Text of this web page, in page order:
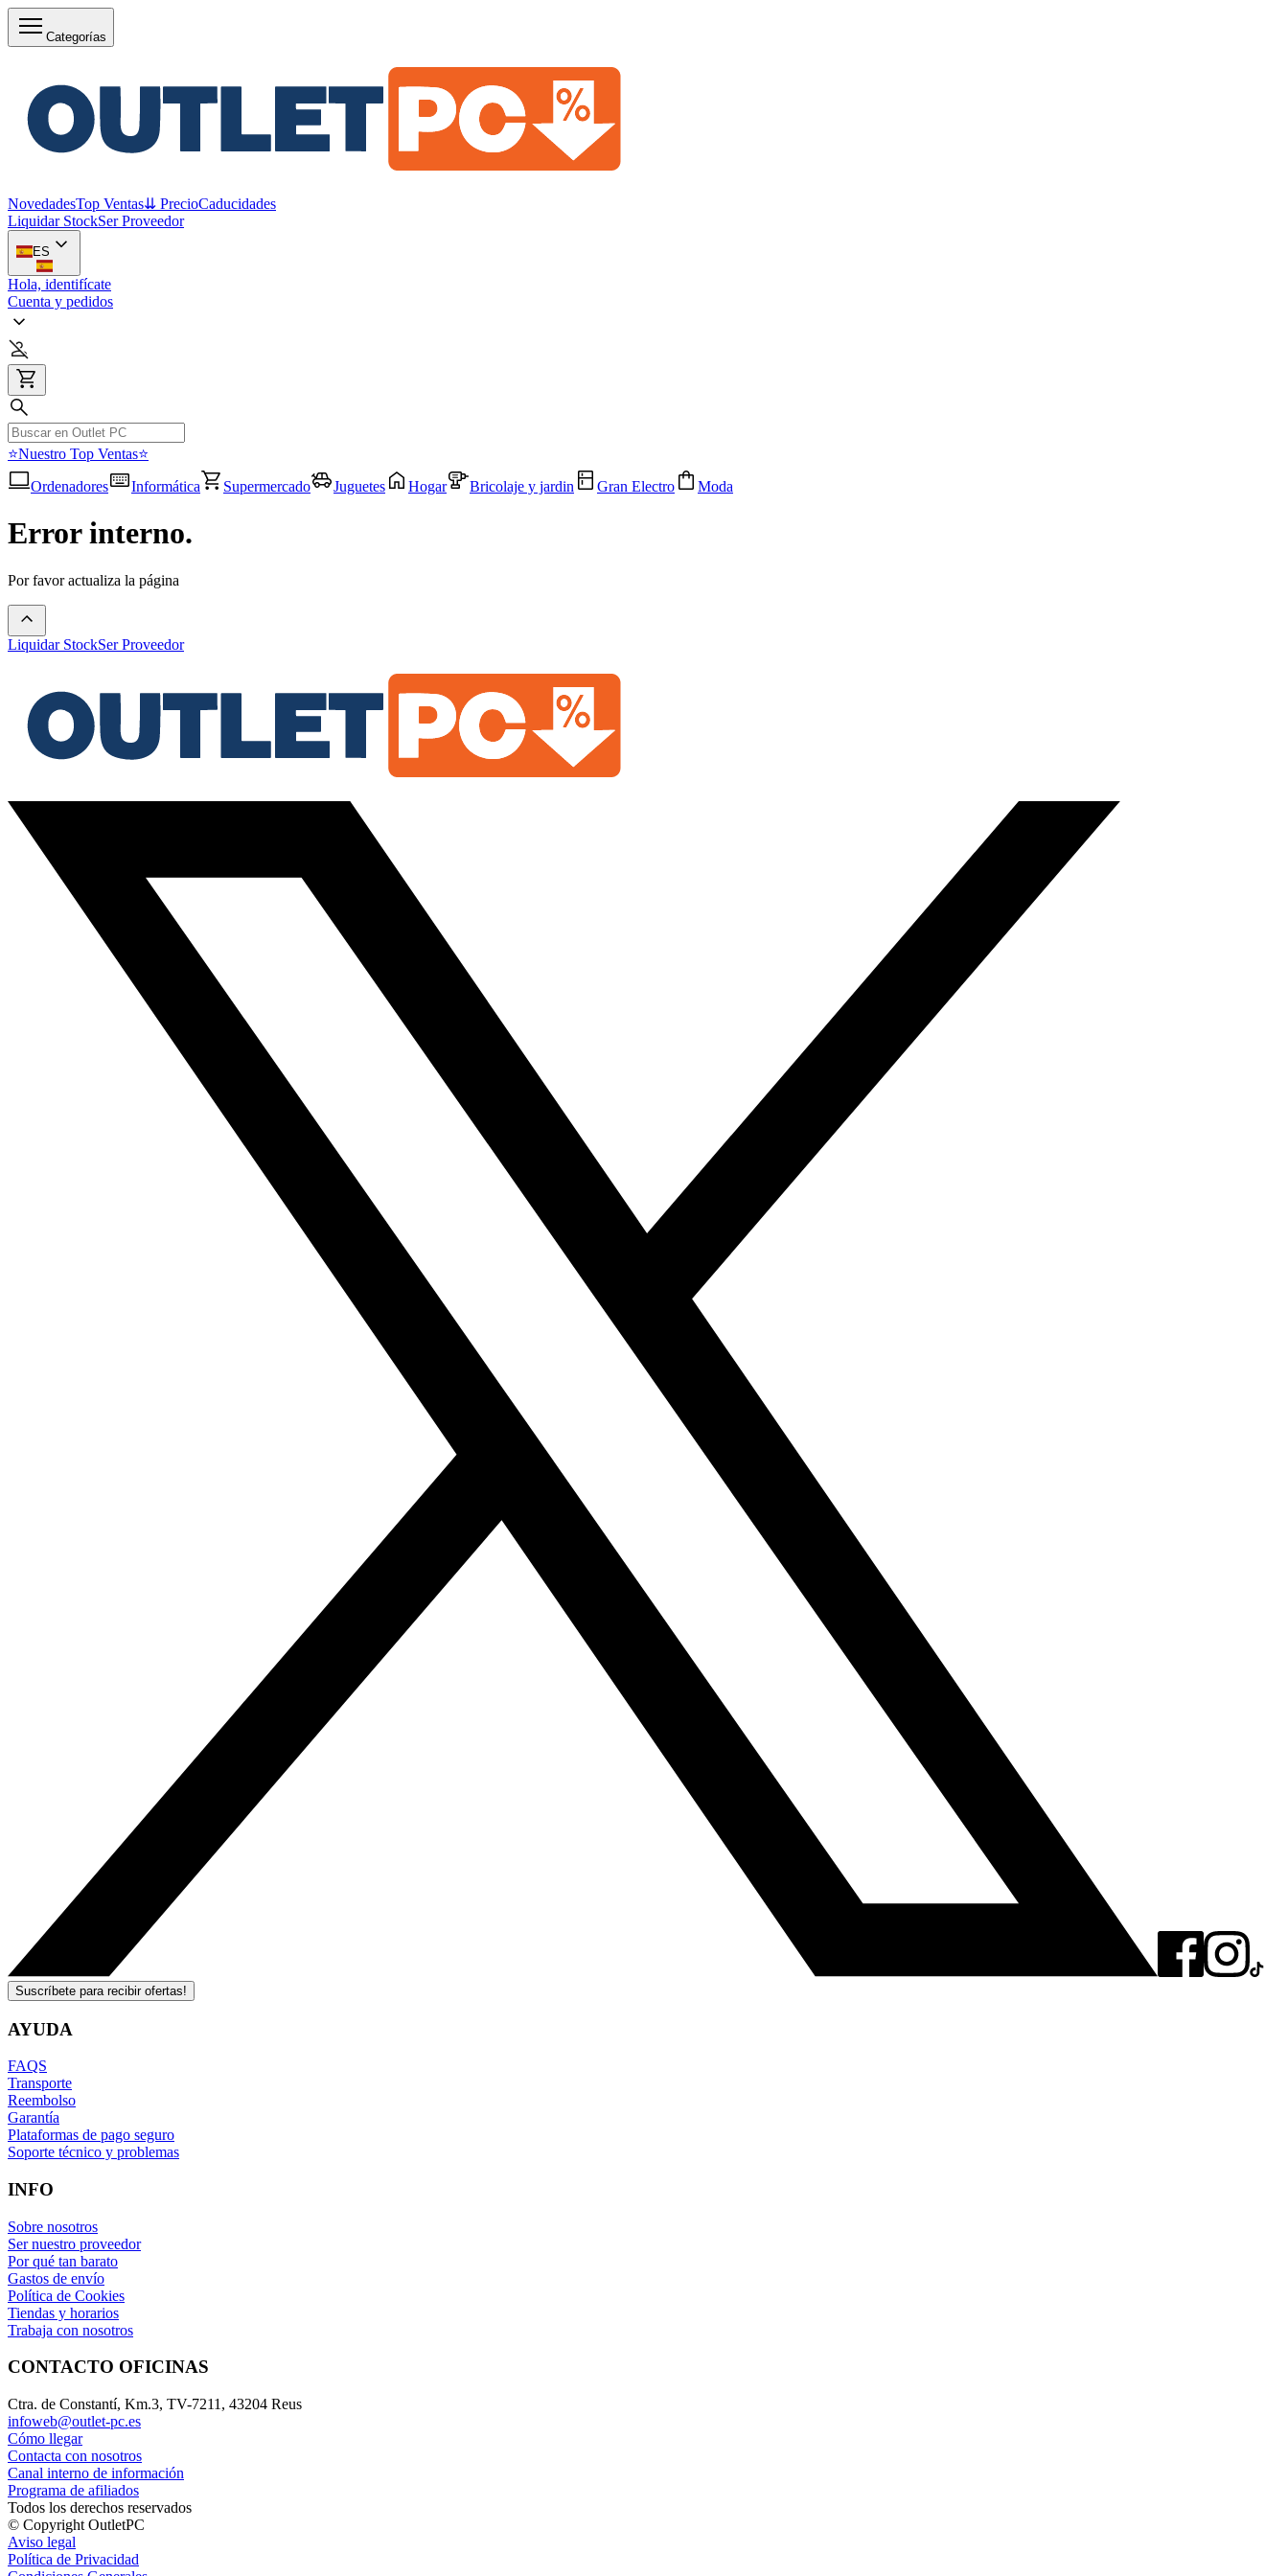
Categorías
NovedadesTop Ventas⇊ PrecioCaducidades
Liquidar StockSer Proveedor
ES
Hola, identifícate
Cuenta y pedidos
⭐Nuestro Top Ventas⭐
Ordenadores
Informática Supermercado Juguetes Hogar Bricolaje y jardin Gran Electro Moda
Error interno.
Por favor actualiza la página
Liquidar StockSer Proveedor
Suscríbete para recibir ofertas!
AYUDA
FAQS
Transporte
Reembolso
Garantía
Plataformas de pago seguro
Soporte técnico y problemas
INFO
Sobre nosotros
Ser nuestro proveedor
Por qué tan barato
Gastos de envío
Política de Cookies
Tiendas y horarios
Trabaja con nosotros
CONTACTO OFICINAS
Ctra. de Constantí, Km.3, TV-7211, 43204 Reus
infoweb@outlet-pc.es
Cómo llegar
Contacta con nosotros
Canal interno de información
Programa de afiliados
Todos los derechos reservados
© Copyright OutletPC
Aviso legal
Política de Privacidad